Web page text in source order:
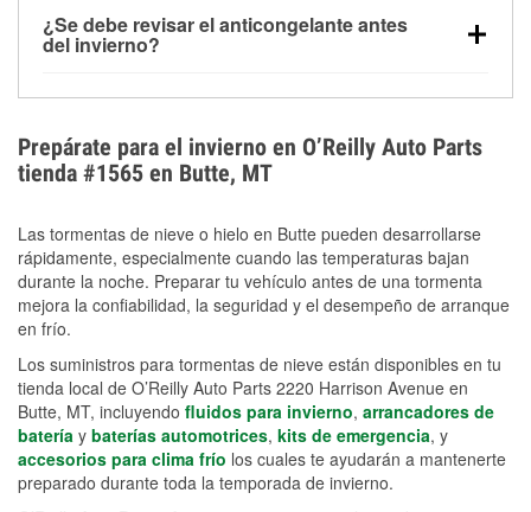
alrededor de 1 PSI por cada 10 °F que baja la
temperatura. Puedes obtener más información sobre
¿Se debe revisar el anticongelante antes
del invierno?
el sobrecalentamiento en condiciones de frío
extremo. Aprende cómo comprobar la protección
anticongelante en nuestra sección How-To.
Prepárate para el invierno en O’Reilly Auto Parts
tienda #1565 en Butte, MT
Las tormentas de nieve o hielo en Butte pueden desarrollarse
rápidamente, especialmente cuando las temperaturas bajan
durante la noche. Preparar tu vehículo antes de una tormenta
mejora la confiabilidad, la seguridad y el desempeño de arranque
en frío.
Los suministros para tormentas de nieve están disponibles en tu
tienda local de O’Reilly Auto Parts 2220 Harrison Avenue en
Butte, MT, incluyendo fluidos para invierno, arrancadores de
batería y baterías automotrices, kits de emergencia, y
accesorios para clima frío los cuales te ayudarán a mantenerte
preparado durante toda la temporada de invierno.